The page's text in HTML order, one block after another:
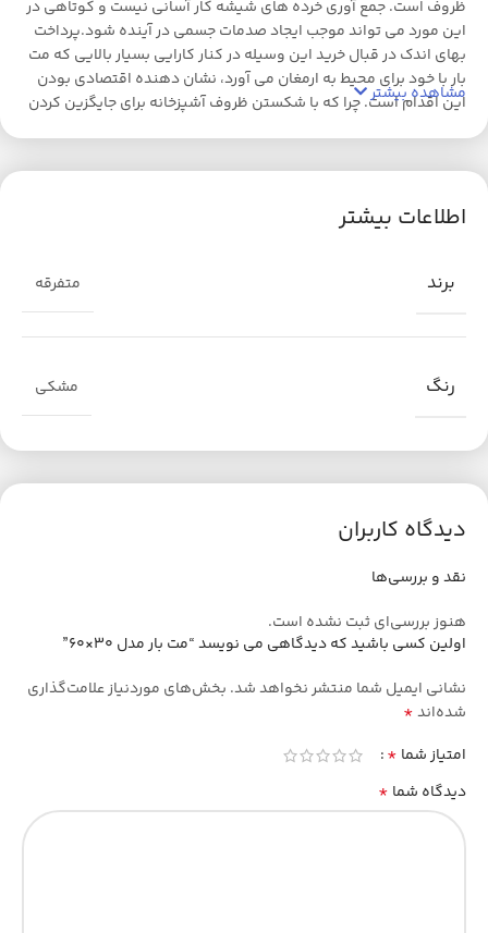
ظروف است. جمع آوری خرده های شیشه کار آسانی نیست و کوتاهی در
این مورد می تواند موجب ایجاد صدمات جسمی در آینده شود.پرداخت
بهای اندک در قبال خرید این وسیله در کنار کارایی بسیار بالایی که مت
بار با خود برای محیط به ارمغان می آورد، نشان دهنده اقتصادی بودن
این اقدام است. چرا که با شکستن ظروف آشپزخانه برای جایگزین کردن
تولید شده است.
مشاهده بیشتر
اطلاعات بیشتر
برند متفرقه
رنگ مشکی
دیدگاه کاربران
نقد و بررسی‌ها
هنوز بررسی‌ای ثبت نشده است.
اولین کسی باشید که دیدگاهی می نویسد “مت بار مدل 30×60”
نشانی ایمیل شما منتشر نخواهد شد. بخش‌های موردنیاز علامت‌گذاری
شده‌اند*
امتیاز شما *
دیدگاه شما *